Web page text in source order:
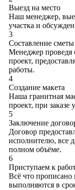
Выезд на место
Наш менеджер,
участка и
3
Составление сметы
Менеджер проведя
проект,
работы.
4
Создание макета
Наша гранитная
проект, при заказе
5
Заключение
Договор
исполнителю, все
полном объёме.
6
Приступаем к
Всё что прописано
выполняются в